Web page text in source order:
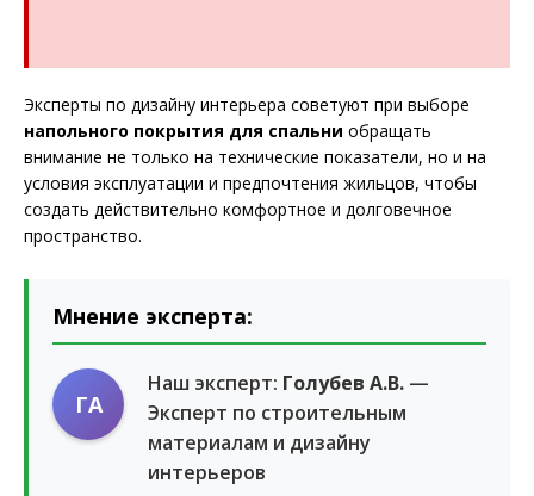
Эксперты по дизайну интерьера советуют при выборе
напольного покрытия для спальни обращать
внимание не только на технические показатели, но и на
условия эксплуатации и предпочтения жильцов, чтобы
создать действительно комфортное и долговечное
пространство.
Мнение эксперта:
ГА
Наш эксперт: Голубев А.В. —
Эксперт по строительным
материалам и дизайну
интерьеров